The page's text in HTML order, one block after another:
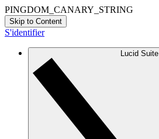
PINGDOM_CANARY_STRING
Skip to Content
S'identifier
Lucid Suite